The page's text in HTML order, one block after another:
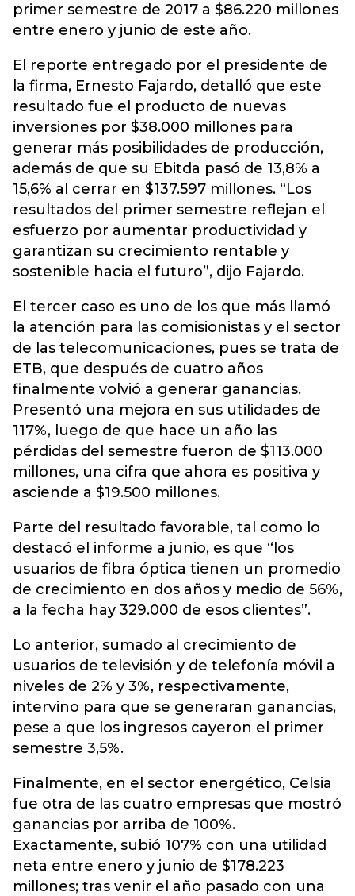
primer semestre de 2017 a $86.220 millones
entre enero y junio de este año.
El reporte entregado por el presidente de
la firma, Ernesto Fajardo, detalló que este
resultado fue el producto de nuevas
inversiones por $38.000 millones para
generar más posibilidades de producción,
además de que su Ebitda pasó de 13,8% a
15,6% al cerrar en $137.597 millones. “Los
resultados del primer semestre reflejan el
esfuerzo por aumentar productividad y
garantizan su crecimiento rentable y
sostenible hacia el futuro”, dijo Fajardo.
El tercer caso es uno de los que más llamó
la atención para las comisionistas y el sector
de las telecomunicaciones, pues se trata de
ETB, que después de cuatro años
finalmente volvió a generar ganancias.
Presentó una mejora en sus utilidades de
117%, luego de que hace un año las
pérdidas del semestre fueron de $113.000
millones, una cifra que ahora es positiva y
asciende a $19.500 millones.
Parte del resultado favorable, tal como lo
destacó el informe a junio, es que “los
usuarios de fibra óptica tienen un promedio
de crecimiento en dos años y medio de 56%,
a la fecha hay 329.000 de esos clientes”.
Lo anterior, sumado al crecimiento de
usuarios de televisión y de telefonía móvil a
niveles de 2% y 3%, respectivamente,
intervino para que se generaran ganancias,
pese a que los ingresos cayeron el primer
semestre 3,5%.
Finalmente, en el sector energético, Celsia
fue otra de las cuatro empresas que mostró
ganancias por arriba de 100%.
Exactamente, subió 107% con una utilidad
neta entre enero y junio de $178.223
millones; tras venir el año pasado con una